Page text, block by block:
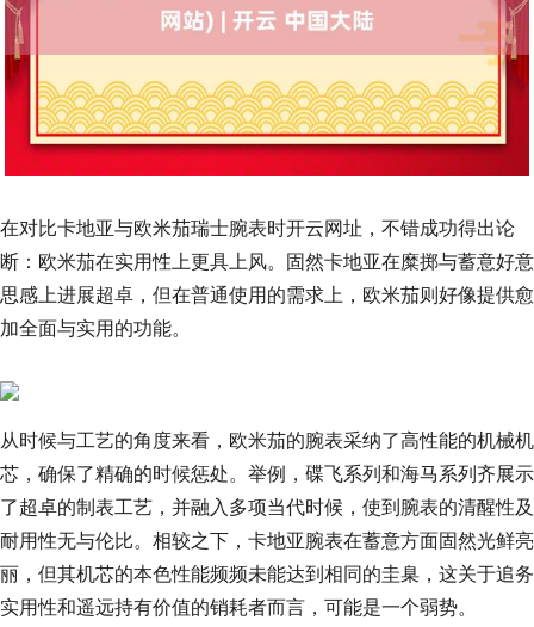
在对比卡地亚与欧米茄瑞士腕表时开云网址，不错成功得出论
断：欧米茄在实用性上更具上风。固然卡地亚在糜掷与蓄意好意
思感上进展超卓，但在普通使用的需求上，欧米茄则好像提供愈
加全面与实用的功能。
从时候与工艺的角度来看，欧米茄的腕表采纳了高性能的机械机
芯，确保了精确的时候惩处。举例，碟飞系列和海马系列齐展示
了超卓的制表工艺，并融入多项当代时候，使到腕表的清醒性及
耐用性无与伦比。相较之下，卡地亚腕表在蓄意方面固然光鲜亮
丽，但其机芯的本色性能频频未能达到相同的圭臬，这关于追务
实用性和遥远持有价值的销耗者而言，可能是一个弱势。